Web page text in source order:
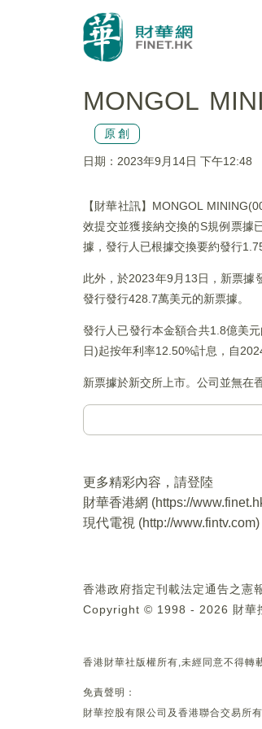
MONGOL
原創
日期：2023年9月14日 下午12:48
【財華社訊】MONGOL
效提交並獲接納交換的S規例票據
據，發行人已根據交換要約發行
此外，於2023年9月13日，新票據
發行發行428.7萬美元的新票據。
發行人已發行本金額合共1.8億美
日)起按年利率12.50%計息，自
新票據於新交所上市。公司並無在
更多精彩內容，請登陸
財華香港網 (https://
現代電視 (http://www.fintv.com)
香港政府指定刊載法定通告之憲
Copyright © 1998 - 2026 財華
香港財華社版權所有,未經同意不得轉
免責聲明：
財華控股有限公司及香港聯合交易所